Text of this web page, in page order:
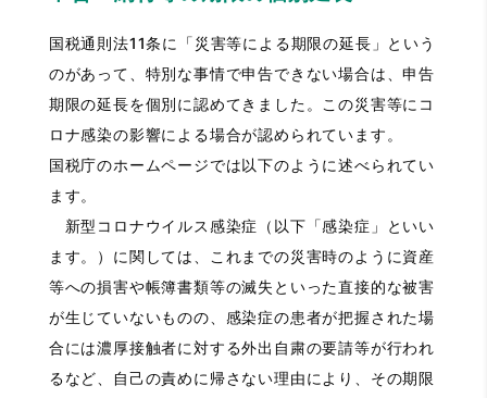
国税通則法11条に「災害等による期限の延長」という
のがあって、特別な事情で申告できない場合は、申告
期限の延長を個別に認めてきました。この災害等にコ
ロナ感染の影響による場合が認められています。
国税庁のホームページでは以下のように述べられてい
ます。
新型コロナウイルス感染症（以下「感染症」といい
ます。）に関しては、これまでの災害時のように資産
等への損害や帳簿書類等の滅失といった直接的な被害
が生じていないものの、感染症の患者が把握された場
合には濃厚接触者に対する外出自粛の要請等が行われ
るなど、自己の責めに帰さない理由により、その期限